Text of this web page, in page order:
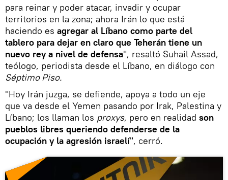
para reinar y poder atacar, invadir y ocupar
territorios en la zona; ahora Irán lo que está
haciendo es agregar al Líbano como parte del
tablero para dejar en claro que Teherán tiene un
nuevo rey a nivel de defensa", resaltó Suhail Assad,
teólogo, periodista desde el Líbano, en diálogo con
Séptimo Piso.
"Hoy Irán juzga, se defiende, apoya a todo un eje
que va desde el Yemen pasando por Irak, Palestina y
Líbano; los llaman los proxys, pero en realidad son
pueblos libres queriendo defenderse de la
ocupación y la agresión israelí", cerró.